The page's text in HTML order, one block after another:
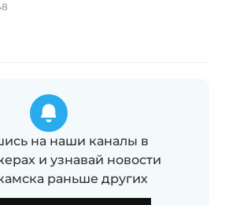
на наши каналы в
и узнавай новости
раньше других